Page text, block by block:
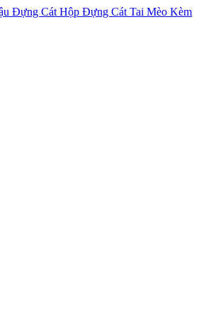
Đựng Cát Hộp Đựng Cát Tai Mèo Kèm